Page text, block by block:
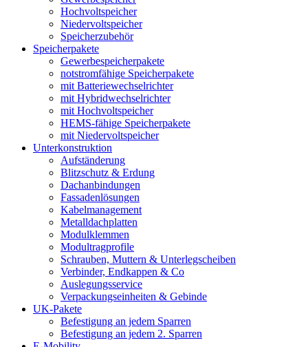
Hochvoltspeicher
Niedervoltspeicher
Speicherzubehör
Speicherpakete
Gewerbespeicherpakete
notstromfähige Speicherpakete
mit Batteriewechselrichter
mit Hybridwechselrichter
mit Hochvoltspeicher
HEMS-fähige Speicherpakete
mit Niedervoltspeicher
Unterkonstruktion
Aufständerung
Blitzschutz & Erdung
Dachanbindungen
Fassadenlösungen
Kabelmanagement
Metalldachplatten
Modulklemmen
Modultragprofile
Schrauben, Muttern & Unterlegscheiben
Verbinder, Endkappen & Co
Auslegungsservice
Verpackungseinheiten & Gebinde
UK-Pakete
Befestigung an jedem Sparren
Befestigung an jedem 2. Sparren